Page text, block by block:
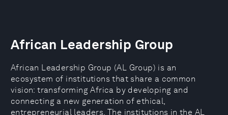
African Leadership Group
African Leadership Group (AL Group) is an
ecosystem of institutions that share a common
vision: transforming Africa by developing and
connecting a new generation of ethical,
entrepreneurial leaders. The institutions in the AL